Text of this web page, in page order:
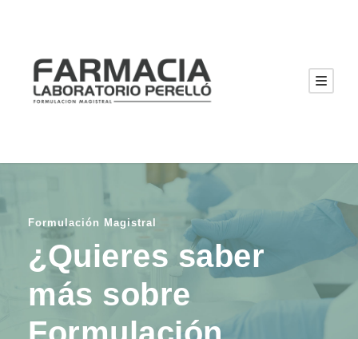
Formulación Magistral
¿Quieres saber
más sobre